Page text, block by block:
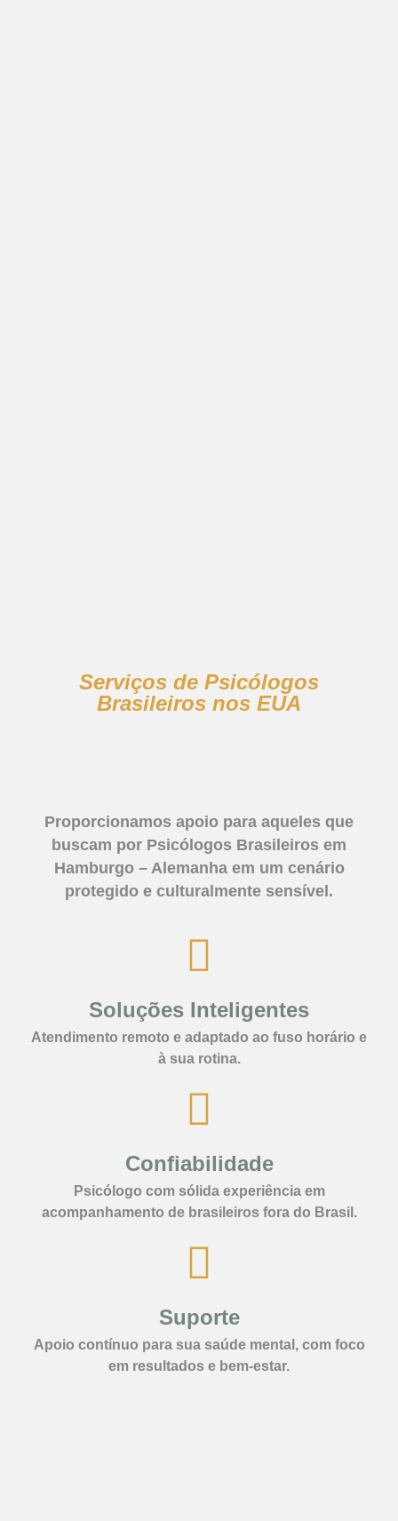
Serviços de Psicólogos
Brasileiros nos EUA
Proporcionamos apoio para aqueles que
buscam por Psicólogos Brasileiros em
Hamburgo – Alemanha em um cenário
protegido e culturalmente sensível.
Soluções Inteligentes
Atendimento remoto e adaptado ao fuso horário e
à sua rotina.
Confiabilidade
Psicólogo com sólida experiência em
acompanhamento de brasileiros fora do Brasil.
Suporte
Apoio contínuo para sua saúde mental, com foco
em resultados e bem-estar.